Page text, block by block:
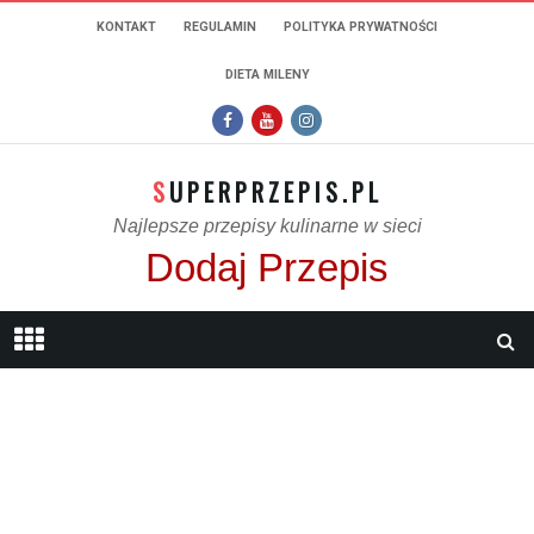
KONTAKT REGULAMIN POLITYKA PRYWATNOŚCI
DIETA MILENY
SUPERPRZEPIS.PL
Najlepsze przepisy kulinarne w sieci
Dodaj Przepis